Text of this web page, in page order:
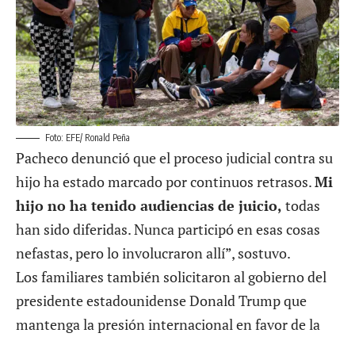
Foto: EFE/ Ronald Peña
Pacheco denunció que el proceso judicial contra su
hijo ha estado marcado por continuos retrasos.Mi
hijo no ha tenido audiencias de juicio, todas
han sido diferidas. Nunca participó en esas cosas
nefastas, pero lo involucraron allí”, sostuvo.
Los familiares también solicitaron al gobierno del
presidente estadounidense Donald Trump que
mantenga la presión internacional en favor de la